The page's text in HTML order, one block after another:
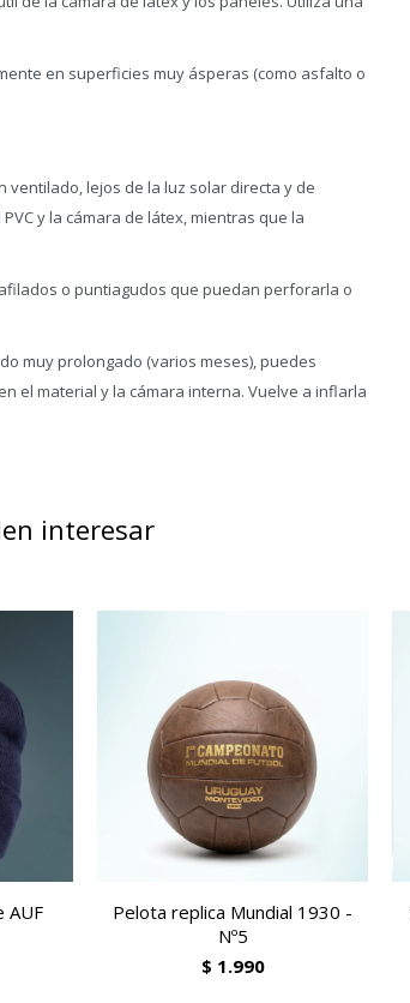
en superficies muy ásperas (como asfalto o
ventilado, lejos de la luz solar directa y de
y la cámara de látex, mientras que la
o puntiagudos que puedan perforarla o
muy prolongado (varios meses), puedes
el material y la cámara interna. Vuelve a inflarla
interesar
AUF
Pelota replica Mundial 1930 -
Nº5
$ 1.990